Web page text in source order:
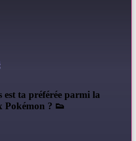
est ta préférée parmi la
Pokémon ? 👟